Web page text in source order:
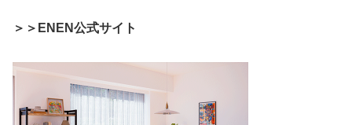
＞＞ENEN公式サイト